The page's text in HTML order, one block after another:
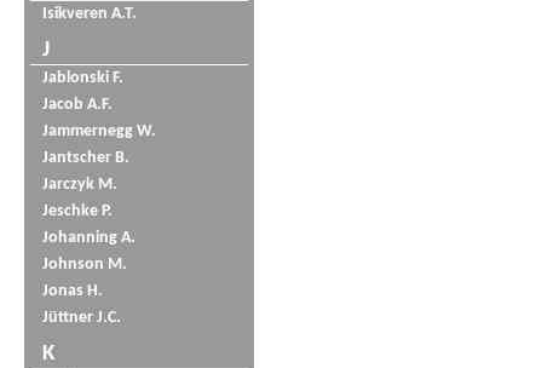
Isikveren A.T.
J
Jablonski F.
Jacob A.F.
Jammernegg W.
Jantscher B.
Jarczyk M.
Jeschke P.
Johanning A.
Johnson M.
Jonas H.
Jüttner J.C.
K